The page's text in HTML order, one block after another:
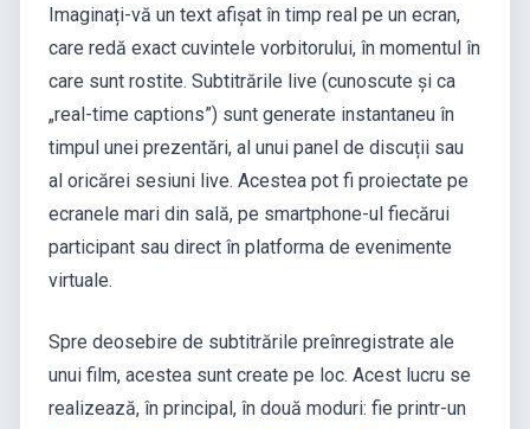
Imaginați-vă un text afișat în timp real pe un ecran,
care redă exact cuvintele vorbitorului, în momentul în
care sunt rostite. Subtitrările live (cunoscute și ca
„real-time captions”) sunt generate instantaneu în
timpul unei prezentări, al unui panel de discuții sau
al oricărei sesiuni live. Acestea pot fi proiectate pe
ecranele mari din sală, pe smartphone-ul fiecărui
participant sau direct în platforma de evenimente
virtuale.
Spre deosebire de subtitrările preînregistrate ale
unui film, acestea sunt create pe loc. Acest lucru se
realizează, în principal, în două moduri: fie printr-un